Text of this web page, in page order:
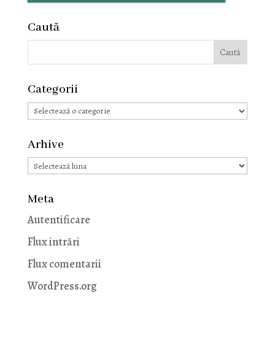
Caută
Categorii
Categorii
Arhive
Arhive
Meta
Autentificare
Flux intrări
Flux comentarii
WordPress.org